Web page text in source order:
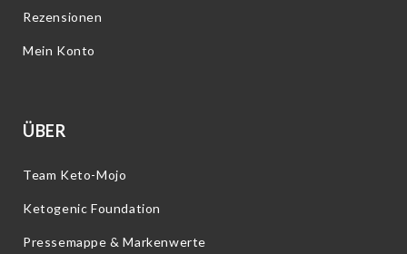
Rezensionen
Mein Konto
ÜBER
Team Keto-Mojo
Ketogenic Foundation
Pressemappe & Markenwerte